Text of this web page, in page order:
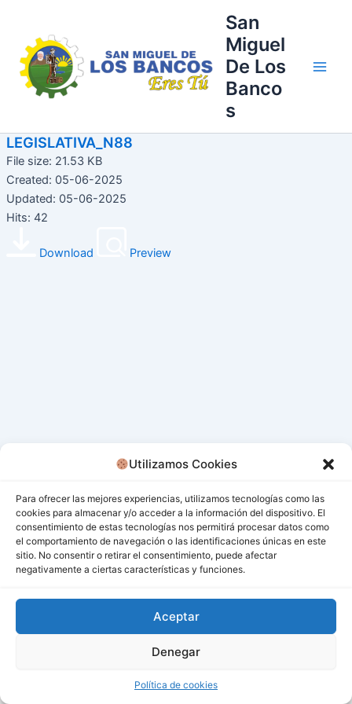
Utilizamos Cookies
Para ofrecer las mejores experiencias, utilizamos tecnologías como las
cookies para almacenar y/o acceder a la información del dispositivo. El
consentimiento de estas tecnologías nos permitirá procesar datos como
el comportamiento de navegación o las identificaciones únicas en este
sitio. No consentir o retirar el consentimiento, puede afectar
negativamente a ciertas características y funciones.
Aceptar
Denegar
Política de cookies
contenido
San
Miguel
De Los
Banco
s
LEGISLATIVA_N88
File size: 21.53 KB
Created: 05-06-2025
Updated: 05-06-2025
Hits: 42
Download Preview
Todos los derechos © 2026 San Miguel De Los Bancos |